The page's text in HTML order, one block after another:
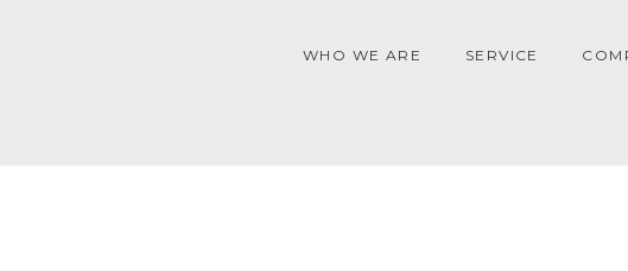
WHO WE ARE SERVICE